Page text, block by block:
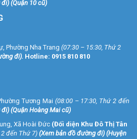
đi) (Quận 10 cũ)
Phường Nha Trang (07:30 – 15:30, Thứ 2
đi). Hotline: 0915 810 810
Tương Mai (08:00 – 17:30, Thứ 2 đến
đi) (Quận Hoàng Mai cũ)
Xã Hoài Đức (Đối diện Khu Đô Thị Tân
đến Thứ 7) (Xem bản đồ đường đi) (Huyện